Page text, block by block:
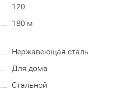
120
180 м
Нержавеющая сталь
Для дома
Стальной